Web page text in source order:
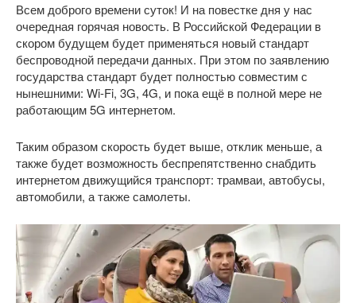
Всем доброго времени суток! И на повестке дня у нас
очередная горячая новость. В Российской Федерации в
скором будущем будет применяться новый стандарт
беспроводной передачи данных. При этом по заявлению
государства стандарт будет полностью совместим с
нынешними: Wi-Fi, 3G, 4G, и пока ещё в полной мере не
работающим 5G интернетом.
Таким образом скорость будет выше, отклик меньше, а
также будет возможность беспрепятственно снабдить
интернетом движущийся транспорт: трамваи, автобусы,
автомобили, а также самолеты.